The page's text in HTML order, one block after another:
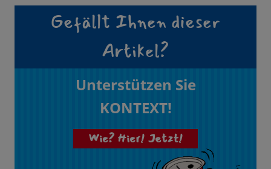
Gefällt Ihnen dieser
Artikel?
Unterstützen Sie
KONTEXT!
Wie? Hier! Jetzt!